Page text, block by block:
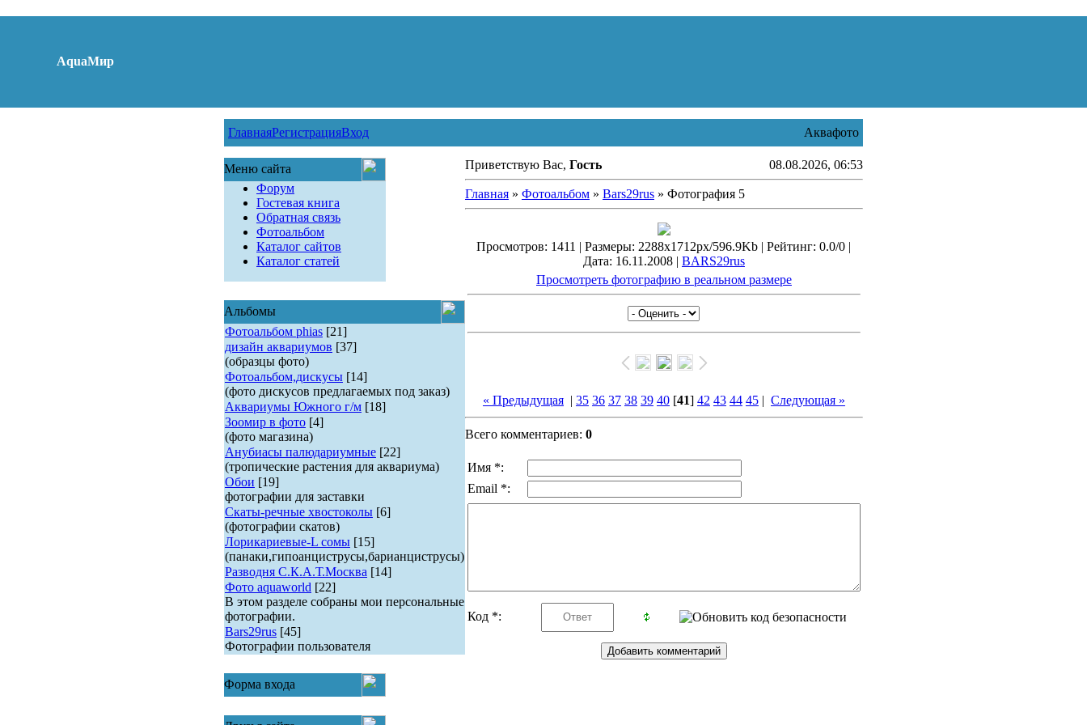
AquaМир
ГлавнаяРегистрацияВход Аквафото
Меню сайта
Форум
Гостевая книга
Обратная связь
Фотоальбом
Каталог сайтов
Каталог статей
Альбомы
Фотоальбом phias [21]
дизайн аквариумов [37]
(образцы фото)
Фотоальбом,дискусы [14]
(фото дискусов предлагаемых под заказ)
Аквариумы Южного г/м [18]
Зоомир в фото [4]
(фото магазина)
Анубиасы палюдариумные [22]
(тропические растения для аквариума)
Обои [19]
фотографии для заставки
Скаты-речные хвостоколы [6]
(фотографии скатов)
Лорикариевые-L сомы [15]
(панаки,гипоанциструсы,барианциструсы)
Разводня С.К.А.Т.Москва [14]
Фото aquaworld [22]
В этом разделе собраны мои персональные
фотографии.
Bars29rus [45]
Фотографии пользователя
Форма входа
Приветствую Вас, Гость 08.08.2026, 06:53
Главная» Фотоальбом» Bars29rus» Фотография 5
Просмотров: 1411 | Размеры: 2288x1712px/596.9Kb | Рейтинг: 0.0/0 |
Дата: 16.11.2008 | BARS29rus
Просмотреть фотографию в реальном размере
« Предыдущая| 35 36 37 38 39 40[41] 42 43 44 45| Следующая »
Всего комментариев: 0
Имя *:
Email *:
Код *: